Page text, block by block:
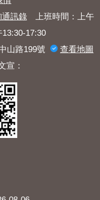
通訊錄上班時間：上午
17:30
山路199號
查看地圖
宣：